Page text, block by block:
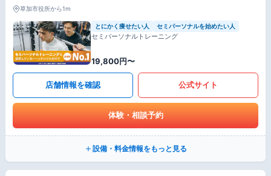
草加市役所から1m
とにかく痩せたい人 セミパーソナルを始めたい人
セミパーソナルトレーニング
19,800円〜
店舗情報を確認 公式サイト
体験・相談予約
設備・料金情報をもっと見る